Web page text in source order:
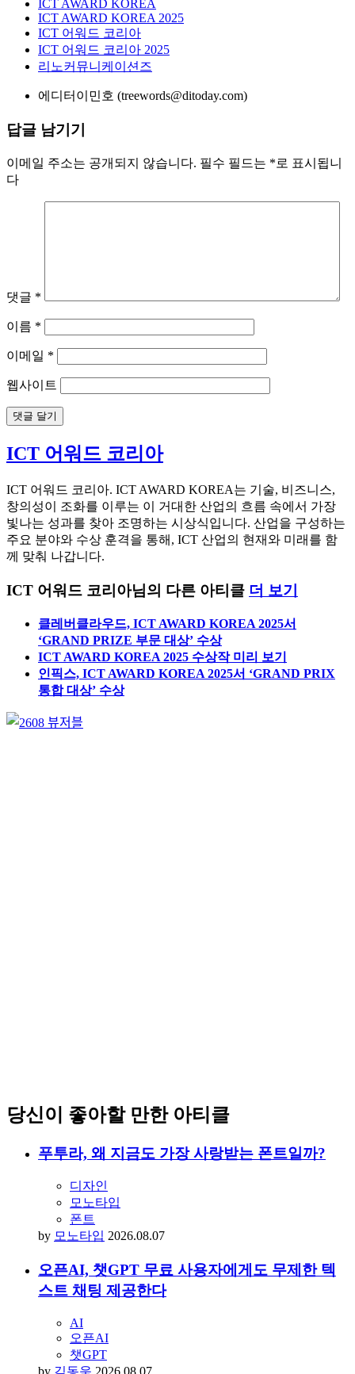
ICT AWARD KOREA
ICT AWARD KOREA 2025
ICT 어워드 코리아
ICT 어워드 코리아 2025
리노커뮤니케이션즈
에디터 이민호 (treewords@ditoday.com)
답글 남기기
이메일 주소는 공개되지 않습니다. 필수 필드는 *로 표시됩니
다
댓글 *
이름 *
이메일 *
웹사이트
ICT 어워드 코리아
ICT 어워드 코리아. ICT AWARD KOREA는 기술, 비즈니스,
창의성이 조화를 이루는 이 거대한 산업의 흐름 속에서 가장
빛나는 성과를 찾아 조명하는 시상식입니다. 산업을 구성하는
주요 분야와 수상 훈격을 통해, ICT 산업의 현재와 미래를 함
께 맞춰 나갑니다.
ICT 어워드 코리아님의 다른 아티클 더 보기
클레버클라우드, ICT AWARD KOREA 2025서
‘GRAND PRIZE 부문 대상’ 수상
ICT AWARD KOREA 2025 수상작 미리 보기
인픽스, ICT AWARD KOREA 2025서 ‘GRAND PRIX
통합 대상’ 수상
당신이 좋아할 만한 아티클
푸투라, 왜 지금도 가장 사랑받는 폰트일까?
디자인
모노타입
폰트
by 모노타입 2026.08.07
오픈AI, 챗GPT 무료 사용자에게도 무제한 텍
스트 채팅 제공한다
AI
오픈AI
챗GPT
by 김동욱 2026.08.07